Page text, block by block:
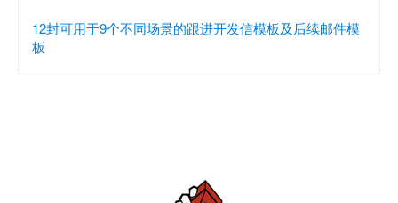
12封可用于9个不同场景的跟进开发信模板及后续邮件模
板